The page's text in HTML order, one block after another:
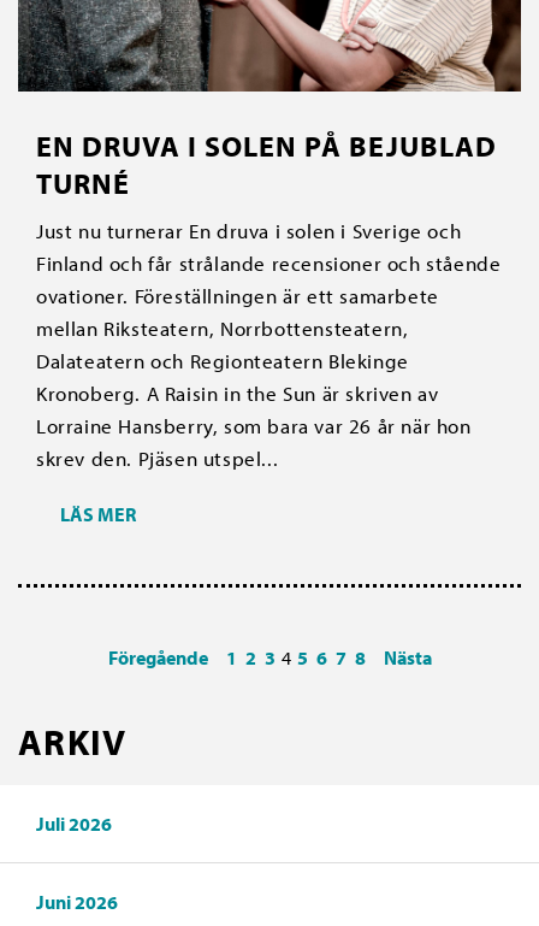
EN DRUVA I SOLEN PÅ BEJUBLAD
TURNÉ
Just nu turnerar En druva i solen i Sverige och
Finland och får strålande recensioner och stående
ovationer. Föreställningen är ett samarbete
mellan Riksteatern, Norrbottensteatern,
Dalateatern och Regionteatern Blekinge
Kronoberg. A Raisin in the Sun är skriven av
Lorraine Hansberry, som bara var 26 år när hon
skrev den. Pjäsen utspel...
LÄS MER
Föregående 1 2 3 4 5 6 7 8 Nästa
ARKIV
Juli 2026
Juni 2026